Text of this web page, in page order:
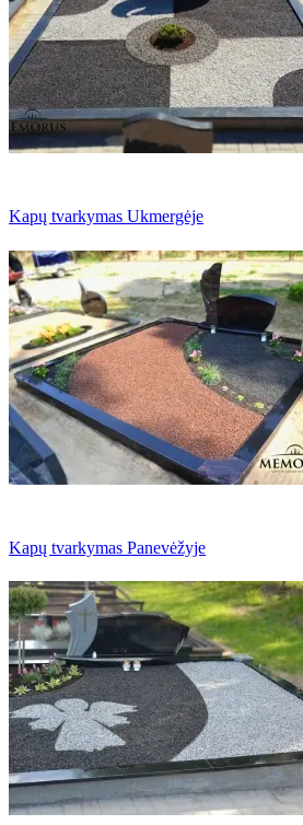
Kapų tvarkymas Ukmergėje
Kapų tvarkymas Panevėžyje